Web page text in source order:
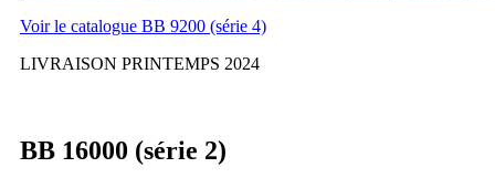
Voir le catalogue BB 9200 (série 4)
LIVRAISON PRINTEMPS 2024
BB 16000 (série 2)